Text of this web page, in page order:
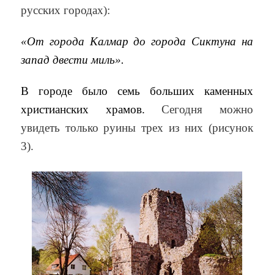
русских городах):
«От города Калмар до города Сиктуна на
запад двести миль».
В городе было семь больших каменных
христианских храмов.Сегодня можно
увидеть только руины трех из них (рисунок
3).